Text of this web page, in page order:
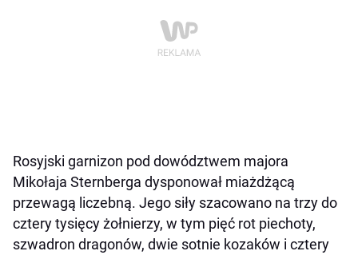
Rosyjski garnizon pod dowództwem majora
Mikołaja Sternberga dysponował miażdżącą
przewagą liczebną. Jego siły szacowano na trzy do
cztery tysięcy żołnierzy, w tym pięć rot piechoty,
szwadron dragonów, dwie sotnie kozaków i cztery